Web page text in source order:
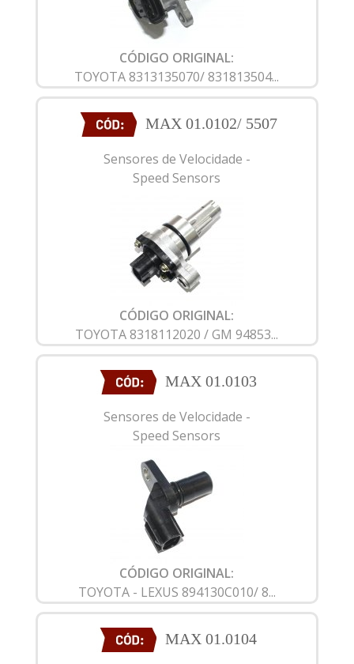
CÓDIGO ORIGINAL:
TOYOTA 8313135070/ 831813504...
MAX 01.0102/ 5507
Sensores de Velocidade -
Speed Sensors
CÓDIGO ORIGINAL:
TOYOTA 8318112020 / GM 94853...
MAX 01.0103
Sensores de Velocidade -
Speed Sensors
CÓDIGO ORIGINAL:
TOYOTA - LEXUS 894130C010/ 8...
MAX 01.0104